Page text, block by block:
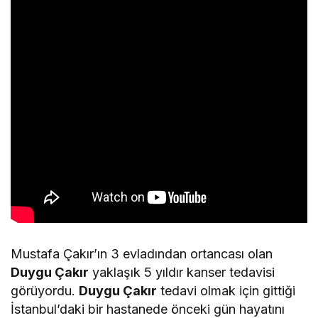
Mustafa Çakır’ın 3 evladından ortancası olan
Duygu Çakır yaklaşık 5 yıldır kanser tedavisi
görüyordu. Duygu Çakır tedavi olmak için gittiği
İstanbul’daki bir hastanede önceki gün hayatını